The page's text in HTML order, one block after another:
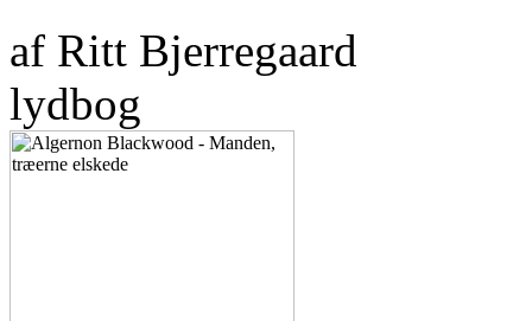
af Ritt Bjerregaard
lydbog